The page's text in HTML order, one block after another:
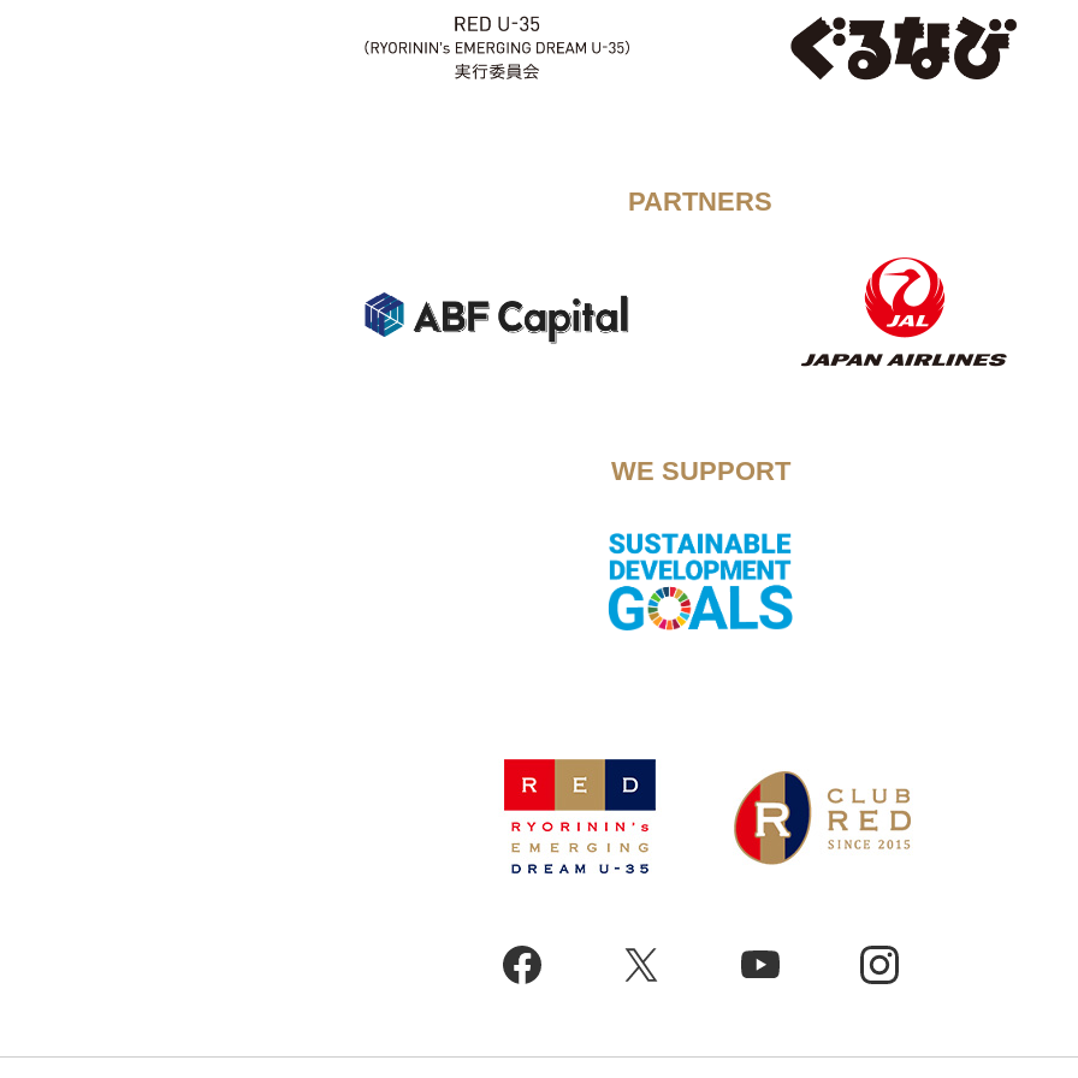
PARTNERS
WE SUPPORT